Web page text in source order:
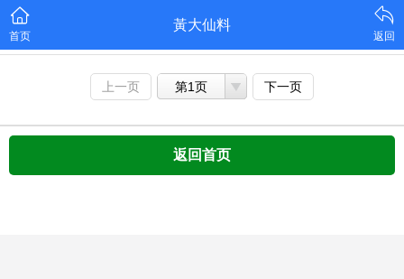
首页
黃大仙料
返回
上一页 第1页 下一页
返回首页